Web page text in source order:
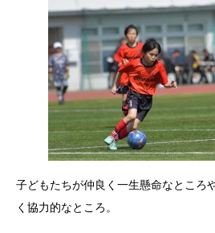
子どもたちが仲良く一生懸命なところ
く協力的なところ。